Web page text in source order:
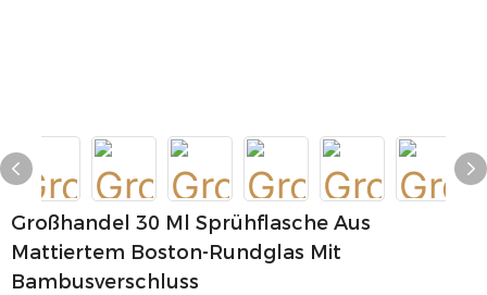
Großhandel 30 Ml Sprühflasche Aus
Mattiertem Boston-Rundglas Mit
Bambusverschluss